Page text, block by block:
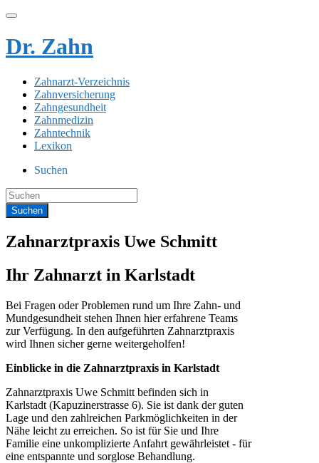
Dr. Zahn
Zahnarzt-Verzeichnis
Zahnversicherung
Zahngesundheit
Zahnmedizin
Zahntechnik
Lexikon
Suchen
Zahnarztpraxis Uwe Schmitt
Ihr Zahnarzt in Karlstadt
Bei Fragen oder Problemen rund um Ihre Zahn- und
Mundgesundheit stehen Ihnen hier erfahrene Teams
zur Verfügung. In den aufgeführten Zahnarztpraxis
wird Ihnen sicher gerne weitergeholfen!
Einblicke in die Zahnarztpraxis in Karlstadt
Zahnarztpraxis Uwe Schmitt befinden sich in
Karlstadt (Kapuzinerstrasse 6). Sie ist dank der guten
Lage und den zahlreichen Parkmöglichkeiten in der
Nähe leicht zu erreichen. So ist für Sie und Ihre
Familie eine unkomplizierte Anfahrt gewährleistet - für
eine entspannte und sorglose Behandlung.